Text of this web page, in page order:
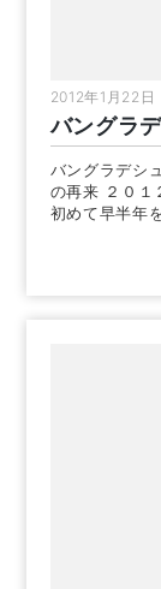
2012年1月22日
バングラ
バングラデシ
の再来 ２０１
初めて早半年